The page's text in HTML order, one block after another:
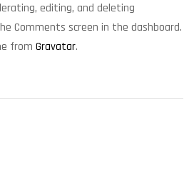
editing, and deleting
Comments screen in the dashboard.
from Gravatar.